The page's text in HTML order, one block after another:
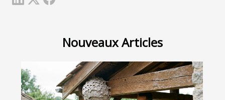
Nouveaux Articles